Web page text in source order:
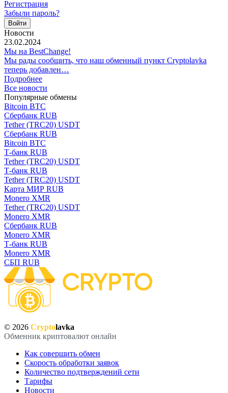
Регистрация
Забыли пароль?
Новости
23.02.2024
Мы на BestChange!
Мы рады сообщить, что наш обменный пункт Cryptolavka
теперь добавлен…
Подробнее
Все новости
Популярные обмены
Bitcoin BTC
Сбербанк RUB
Tether (TRC20) USDT
Сбербанк RUB
Bitcoin BTC
Т-банк RUB
Tether (TRC20) USDT
Т-банк RUB
Tether (TRC20) USDT
Карта МИР RUB
Monero XMR
Tether (TRC20) USDT
Monero XMR
Сбербанк RUB
Monero XMR
Т-банк RUB
Monero XMR
СБП RUB
© 2026 Cryptolavka
Обменник криптовалют онлайн
Как совершить обмен
Скорость обработки заявок
Количество подтверждений сети
Тарифы
Новости